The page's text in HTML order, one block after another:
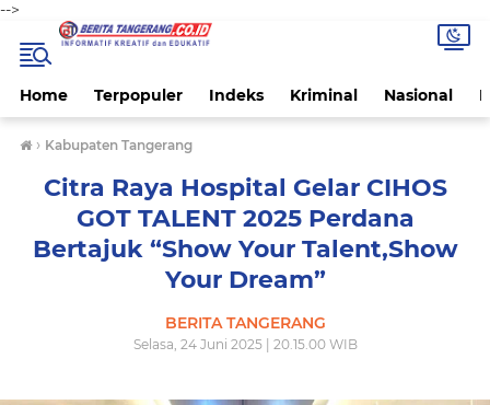
-->
Home Terpopuler Indeks Kriminal Nasional
› Kabupaten Tangerang
Citra Raya Hospital Gelar CIHOS
GOT TALENT 2025 Perdana
Bertajuk “Show Your Talent,Show
Your Dream”
BERITA TANGERANG
Selasa, 24 Juni 2025 | 20.15.00 WIB